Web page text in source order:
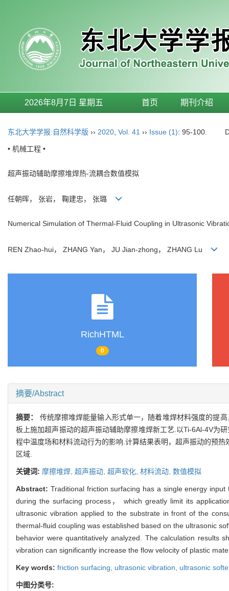
2026年8月7日 星期五 首页 期刊介绍
东北大学学报:自然科学版 ›› 2020 Vol. 41 ›› Issue (1): 95-100.
• 机械工程 •
超声振动辅助摩擦堆焊热-流耦合数值模拟
任朝晖， 张岩， 鞠建忠， 张璐
Numerical Simulation of Thermal-Fluid Coupling in Ultrasonic
REN Zhao-hui， ZHANG Yan， JU Jian-zhong， ZHANG Lu
RichHTML
0
摘要/Abstract
摘要： 传统摩擦堆焊能量输入形式单一，随着堆焊材料强度的提
板上施加超声振动的超声振动辅助摩擦堆焊新工艺.以Ti-6Al-4V为
程中温度场和材料流动行为的影响.计算结果表明，超声振动的预
区域.
关键词: 摩擦堆焊, 超声振动, 超声软化, 材料流动, 数值模拟
Abstract: Traditional friction surfacing has a single energy
during the surfacing process， which greatly limit its
ultrasonic vibration applied to the substrate in front of the
thermal-fluid coupling was established based on the ultrasonic
behavior were quantitatively analyzed. The calculation results
vibration can significantly increase the flow velocity of plastic
Key words: friction surfacing, ultrasonic vibration, ultrasonic
中图分类号: